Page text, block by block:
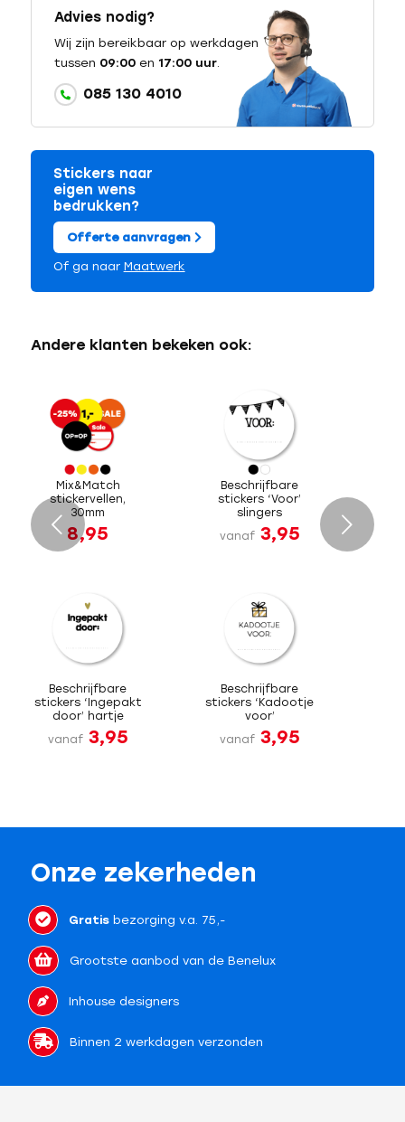
Advies nodig?
Wij zijn bereikbaar op werkdagen
tussen 09:00en 17:00 uur.
085 130 4010
Stickers naar
eigen wens
bedrukken?
Offerte aanvragen
Of ga naar Maatwerk
Andere klanten bekeken ook:
Mix&Match
stickervellen,
30mm
8,95
Beschrijfbare
stickers ‘Voor’
slingers
vanaf 3,95
Beschrijfbare
stickers ‘Ingepakt
door’ hartje
vanaf 3,95
Beschrijfbare
stickers ‘Kadootje
voor’
vanaf 3,95
Volgende
Onze zekerheden
Gratisbezorging v.a. 75,-
Grootste aanbod van de Benelux
Inhouse designers
Binnen 2 werkdagen verzonden